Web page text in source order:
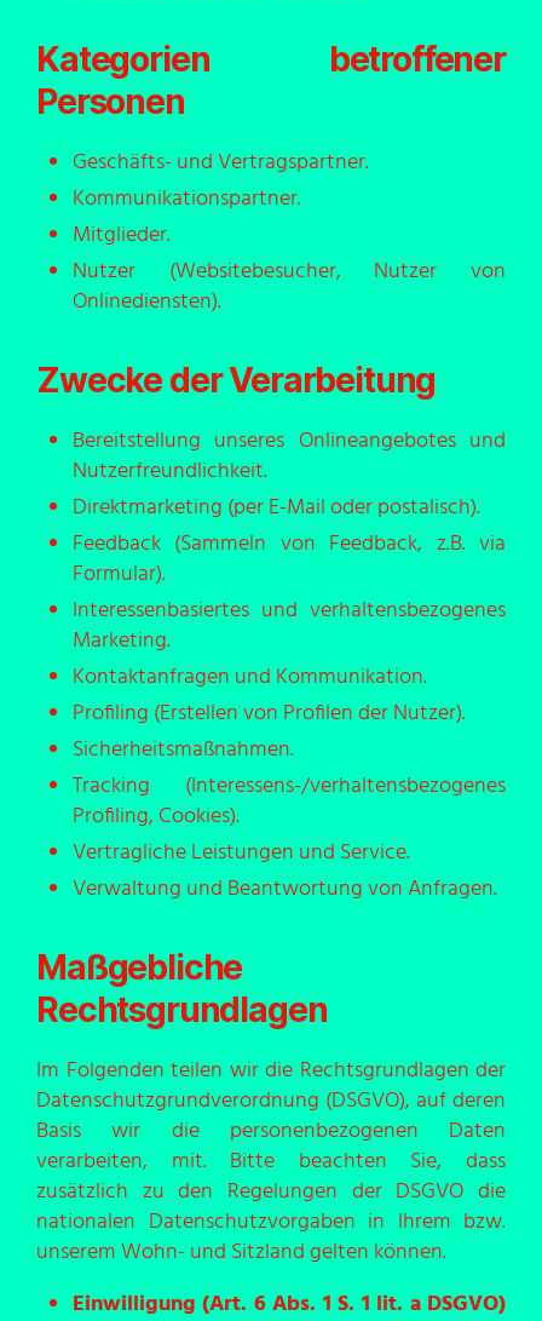
Kategorien betroffener
Personen
Geschäfts- und Vertragspartner.
Kommunikationspartner.
Mitglieder.
Nutzer (Websitebesucher, Nutzer von
Onlinediensten).
Zwecke der Verarbeitung
Bereitstellung unseres Onlineangebotes und
Nutzerfreundlichkeit.
Direktmarketing (per E-Mail oder postalisch).
Feedback (Sammeln von Feedback, z.B. via
Formular).
Interessenbasiertes und verhaltensbezogenes
Marketing.
Kontaktanfragen und Kommunikation.
Profiling (Erstellen von Profilen der Nutzer).
Sicherheitsmaßnahmen.
Tracking (Interessens-/verhaltensbezogenes
Profiling, Cookies).
Vertragliche Leistungen und Service.
Verwaltung und Beantwortung von Anfragen.
Maßgebliche
Rechtsgrundlagen
Im Folgenden teilen wir die Rechtsgrundlagen der
Datenschutzgrundverordnung (DSGVO), auf deren
Basis wir die personenbezogenen Daten
verarbeiten, mit. Bitte beachten Sie, dass
zusätzlich zu den Regelungen der DSGVO die
nationalen Datenschutzvorgaben in Ihrem bzw.
unserem Wohn- und Sitzland gelten können.
Einwilligung (Art. 6 Abs. 1 S. 1 lit. a DSGVO)